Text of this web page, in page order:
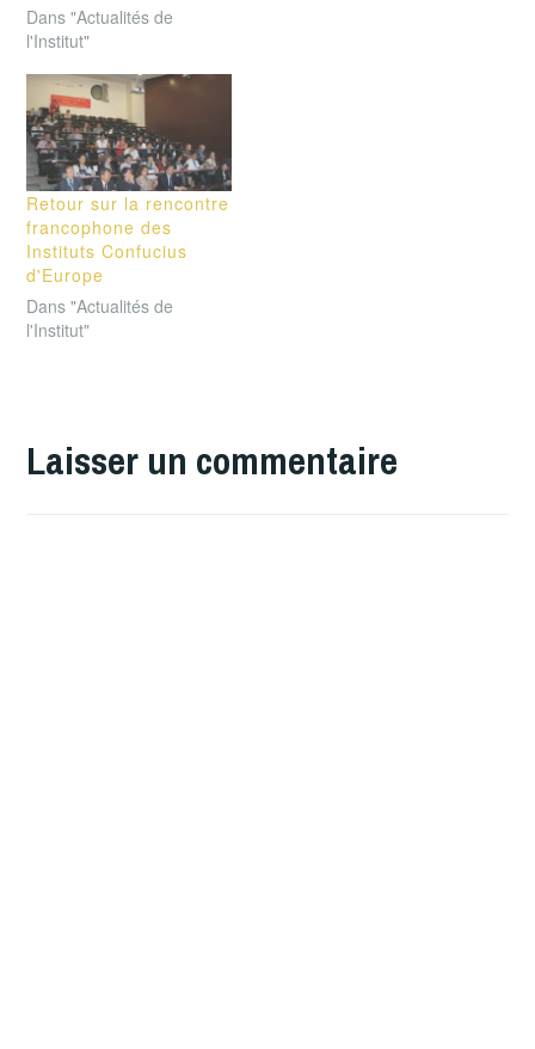
Dans "Actualités de
l'Institut"
Retour sur la rencontre
francophone des
Instituts Confucius
d'Europe
Dans "Actualités de
l'Institut"
Laisser un commentaire